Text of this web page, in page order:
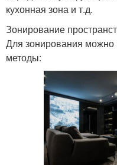
кухонная зона и т.д.
Зонирование
Для зонирования можно
методы: